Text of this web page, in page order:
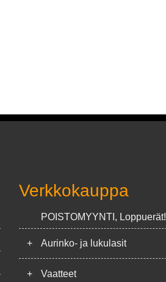
Verkkokauppa
POISTOMYYNTI, Loppuerät!
+ Aurinko- ja lukulasit
+ Vaatteet